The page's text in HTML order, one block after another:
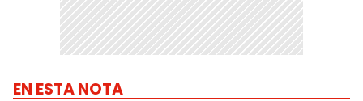
EN ESTA NOTA